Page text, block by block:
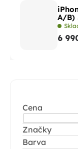
A/B)
6
Cena
Značky
Barva